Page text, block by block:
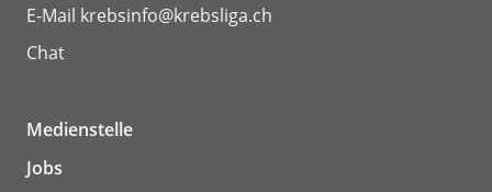
E-Mail krebsinfo@krebsliga.ch
Chat
Medienstelle
Jobs